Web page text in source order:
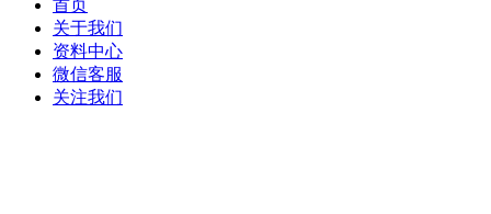
首页
关于我们
资料中心
微信客服
关注我们